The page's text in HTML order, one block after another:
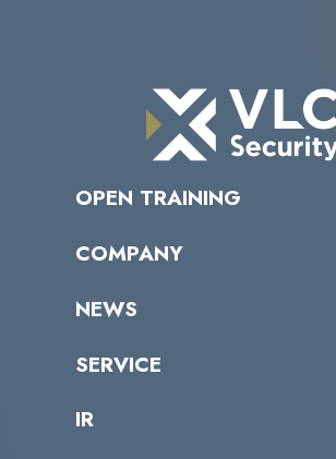
OPEN TRAINING
受講者の声
COMPANY
トップメッセージ
ミッション／ビジョン
パートナー企業一覧
NEWS
サイバーニュース
SERVICE
カテゴリー別サービス一覧
IR